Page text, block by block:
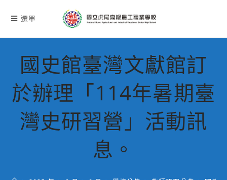
選單
國史館臺灣文獻館訂
於辦理「114年暑期臺
灣史研習營」活動訊
息。